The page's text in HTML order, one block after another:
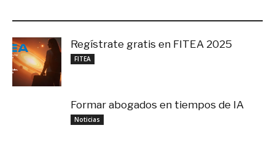
Regístrate gratis en FITEA 2025
FITEA
Formar abogados en tiempos de IA
Noticias